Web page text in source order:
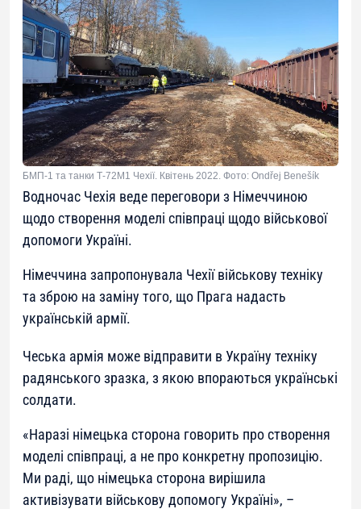
БМП-1 та танки Т-72М1 Чехії. Квітень 2022. Фото: Ondřej Benešík
Водночас Чехія веде переговори з Німеччиною
щодо створення моделі співпраці щодо військової
допомоги Україні.
Німеччина запропонувала Чехії військову техніку
та зброю на заміну того, що Прага надасть
українській армії.
Чеська армія може відправити в Україну техніку
радянського зразка, з якою впораються українські
солдати.
«Наразі німецька сторона говорить про створення
моделі співпраці, а не про конкретну пропозицію.
Ми раді, що німецька сторона вирішила
активізувати військову допомогу Україні», –